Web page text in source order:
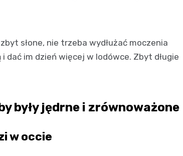
słone, nie trzeba wydłużać moczenia
dać im dzień więcej w lodówce. Zbyt długie
były jędrne i zrównoważone
w occie